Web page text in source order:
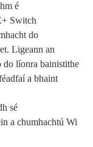
é
Switch
do
Ligeann an
do líonra bainistithe
a bhaint
sé
a chumhachtú Wi